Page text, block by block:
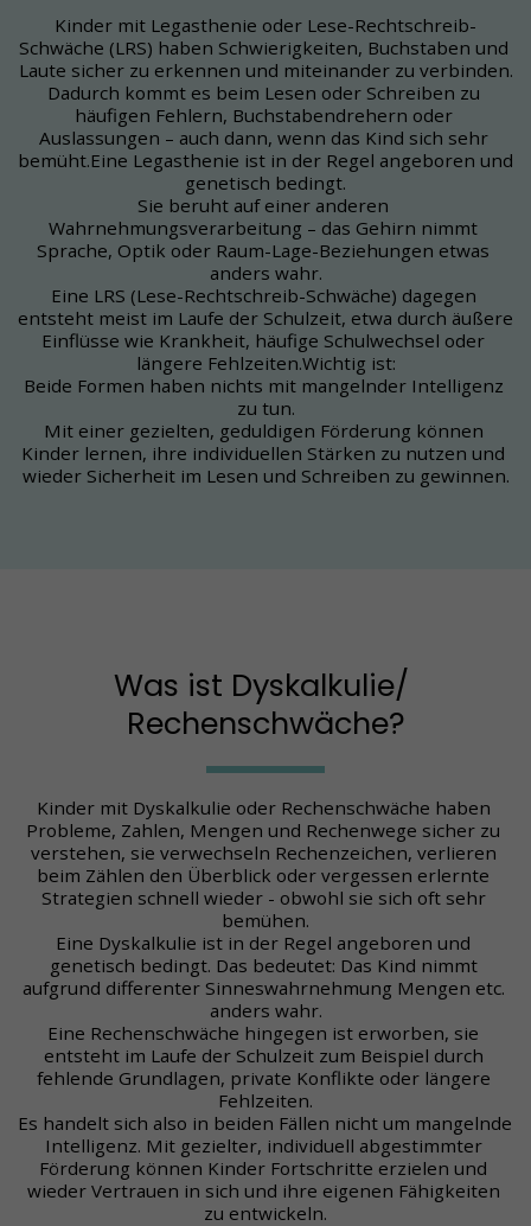
Kinder mit Legasthenie oder Lese-Rechtschreib-
Schwäche (LRS) haben Schwierigkeiten, Buchstaben und
Laute sicher zu erkennen und miteinander zu verbinden.
Dadurch kommt es beim Lesen oder Schreiben zu
häufigen Fehlern, Buchstabendrehern oder
Auslassungen – auch dann, wenn das Kind sich sehr
bemüht.Eine Legasthenie ist in der Regel angeboren und
genetisch bedingt.
Sie beruht auf einer anderen
Wahrnehmungsverarbeitung – das Gehirn nimmt
Sprache, Optik oder Raum-Lage-Beziehungen etwas
anders wahr.
Eine LRS (Lese-Rechtschreib-Schwäche) dagegen
entsteht meist im Laufe der Schulzeit, etwa durch äußere
Einflüsse wie Krankheit, häufige Schulwechsel oder
längere Fehlzeiten.Wichtig ist:
Beide Formen haben nichts mit mangelnder Intelligenz
zu tun.
Mit einer gezielten, geduldigen Förderung können
Kinder lernen, ihre individuellen Stärken zu nutzen und
wieder Sicherheit im Lesen und Schreiben zu gewinnen.
Was ist Dyskalkulie/
Rechenschwäche?
Kinder mit Dyskalkulie oder Rechenschwäche haben
Probleme, Zahlen, Mengen und Rechenwege sicher zu
verstehen, sie verwechseln Rechenzeichen, verlieren
beim Zählen den Überblick oder vergessen erlernte
Strategien schnell wieder - obwohl sie sich oft sehr
bemühen.
Eine Dyskalkulie ist in der Regel angeboren und
genetisch bedingt. Das bedeutet: Das Kind nimmt
aufgrund differenter Sinneswahrnehmung Mengen etc.
anders wahr.
Eine Rechenschwäche hingegen ist erworben, sie
entsteht im Laufe der Schulzeit zum Beispiel durch
fehlende Grundlagen, private Konflikte oder längere
Fehlzeiten.
Es handelt sich also in beiden Fällen nicht um mangelnde
Intelligenz. Mit gezielter, individuell abgestimmter
Förderung können Kinder Fortschritte erzielen und
wieder Vertrauen in sich und ihre eigenen Fähigkeiten
zu entwickeln.